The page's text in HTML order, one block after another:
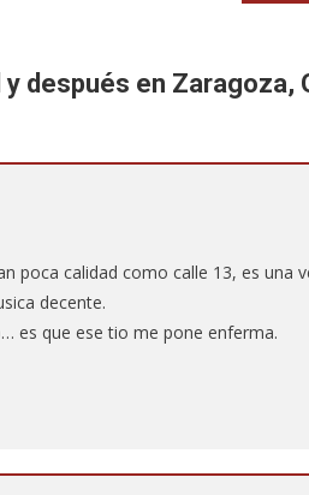
después en Zaragoza,
poca calidad como calle 13, es una
decente.
es que ese tio me pone enferma.